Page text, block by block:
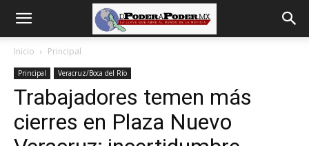
poder
Inicio Principal
Principal Veracruz/Boca del Río
Trabajadores temen más
cierres en Plaza Nuevo